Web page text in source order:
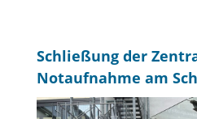
Schließung der
Notaufnahme am